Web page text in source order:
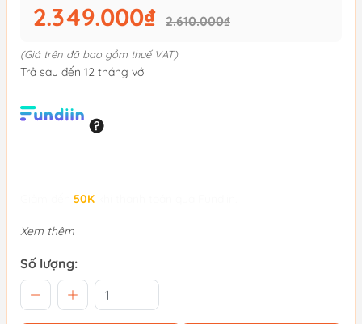
2.349.000₫ 2.610.000₫
(Giá trên đã bao gồm thuế VAT)
Trả sau đến 12 tháng với
50K
Xem thêm
Số lượng: